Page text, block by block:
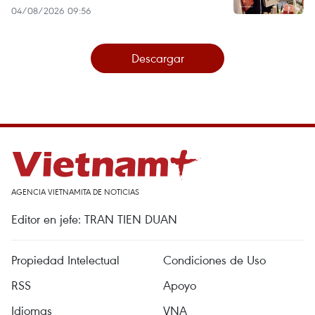
04/08/2026 09:56
Descargar
AGENCIA VIETNAMITA DE NOTICIAS
Editor en jefe: TRAN TIEN DUAN
Propiedad Intelectual
Condiciones de Uso
RSS
Apoyo
Idiomas
VNA